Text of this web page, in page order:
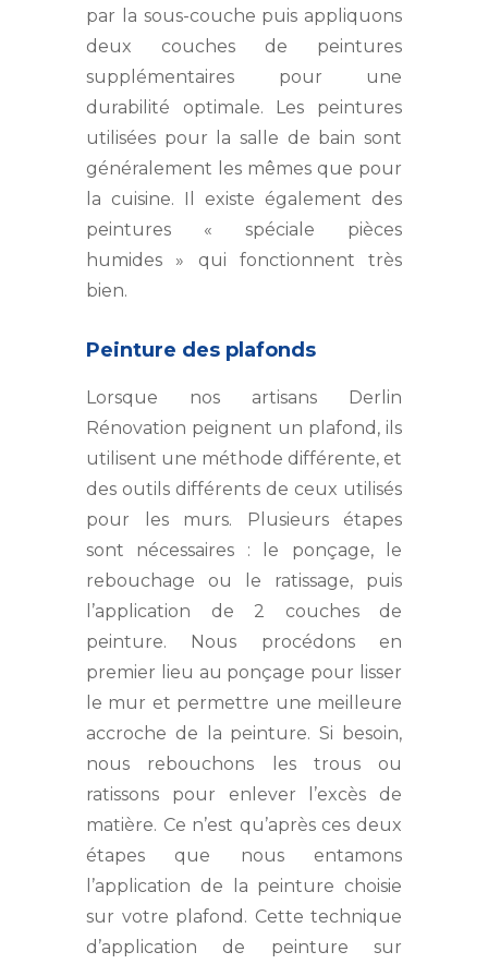
par la sous-couche puis appliquons
deux couches de peintures
supplémentaires pour une
durabilité optimale. Les peintures
utilisées pour la salle de bain sont
généralement les mêmes que pour
la cuisine. Il existe également des
peintures « spéciale pièces
humides » qui fonctionnent très
bien.
Peinture des plafonds
Lorsque nos artisans Derlin
Rénovation peignent un plafond, ils
utilisent une méthode différente, et
des outils différents de ceux utilisés
pour les murs. Plusieurs étapes
sont nécessaires : le ponçage, le
rebouchage ou le ratissage, puis
l’application de 2 couches de
peinture. Nous procédons en
premier lieu au ponçage pour lisser
le mur et permettre une meilleure
accroche de la peinture. Si besoin,
nous rebouchons les trous ou
ratissons pour enlever l’excès de
matière. Ce n’est qu’après ces deux
étapes que nous entamons
l’application de la peinture choisie
sur votre plafond. Cette technique
d’application de peinture sur